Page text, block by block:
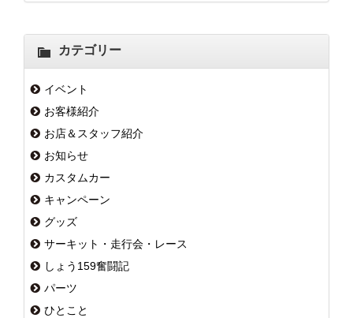
カテゴリー
イベント
お客様紹介
お店＆スタッフ紹介
お知らせ
カスタムカー
キャンペーン
グッズ
サーキット・走行会・レース
しょう159奮闘記
パーツ
ひとこと